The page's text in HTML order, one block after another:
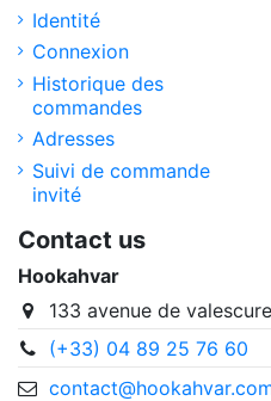
Identité
Connexion
Historique des
commandes
Adresses
Suivi de commande
invité
Contact us
Hookahvar
133 avenue de
(+33) 04 89 25 76 60